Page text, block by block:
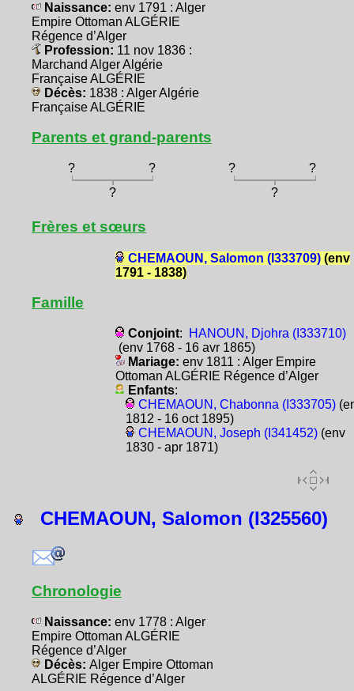
Naissance: env 1791 : Alger
Empire Ottoman ALGÉRIE
Régence d’Alger
Profession: 11 nov 1836 :
Marchand Alger Algérie
Française ALGÉRIE
Décès: 1838 : Alger Algérie
Française ALGÉRIE
Parents et grand-parents
? ? ?
?
?
?
Frères et sœurs
CHEMAOUN, Salomon (I333709)(env
1791 - 1838)
Famille
Conjoint:
HANOUN, Djohra (I333710)
(env 1768 - 16 avr 1865)
Mariage: env 1811 : Alger Empire
Ottoman ALGÉRIE Régence d’Alger
Enfants:
CHEMAOUN, Chabonna (I333705)
1812 - 16 oct 1895)
CHEMAOUN, Joseph (I341452)(env
1830 - apr 1871)
CHEMAOUN, Salomon (I325560)
Chronologie
Naissance: env 1778 : Alger
Empire Ottoman ALGÉRIE
Régence d’Alger
Décès: Alger Empire Ottoman
ALGÉRIE Régence d’Alger